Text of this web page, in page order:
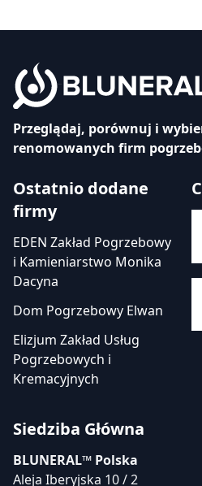
Przeglądaj, porównuj i
renomowanych firm
Ostatnio dodane
firmy
EDEN Zakład Pogrzebowy
i Kamieniarstwo Monika
Dacyna
Dom Pogrzebowy Elwan
Elizjum Zakład Usług
Pogrzebowych i
Kremacyjnych
Siedziba Główna
BLUNERAL™ Polska
Aleja Iberyjska 10 / 2